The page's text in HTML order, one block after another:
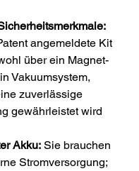
angemeldete Kit
über ein Magnet-
Vakuumsystem,
zuverlässige
gewährleistet wird
Akku: Sie brauchen
Stromversorgung;